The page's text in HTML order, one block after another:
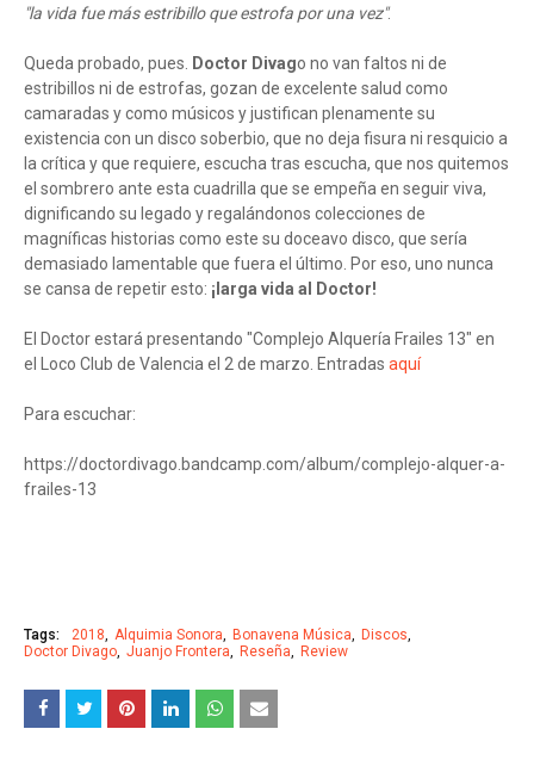
"la vida fue más estribillo que estrofa por una vez".
Queda probado, pues. Doctor Divago no van faltos ni de
estribillos ni de estrofas, gozan de excelente salud como
camaradas y como músicos y justifican plenamente su
existencia con un disco soberbio, que no deja fisura ni resquicio a
la crítica y que requiere, escucha tras escucha, que nos quitemos
el sombrero ante esta cuadrilla que se empeña en seguir viva,
dignificando su legado y regalándonos colecciones de
magníficas historias como este su doceavo disco, que sería
demasiado lamentable que fuera el último. Por eso, uno nunca
se cansa de repetir esto: ¡larga vida al Doctor!
El Doctor estará presentando "Complejo Alquería Frailes 13" en
el Loco Club de Valencia el 2 de marzo. Entradas aquí
Para escuchar:
https://doctordivago.bandcamp.com/album/complejo-alquer-a-
frailes-13
Tags: 2018 Alquimia Sonora Bonavena Música
Discos
Doctor Divago Juanjo Frontera Reseña Review